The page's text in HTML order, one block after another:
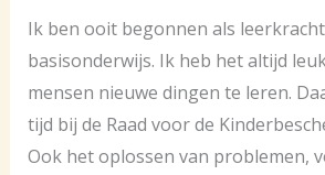
Ik ben ooit begonnen als
basisonderwijs. Ik heb het altijd
mensen nieuwe dingen te leren.
tijd bij de Raad voor de
Ook het oplossen van problemen,